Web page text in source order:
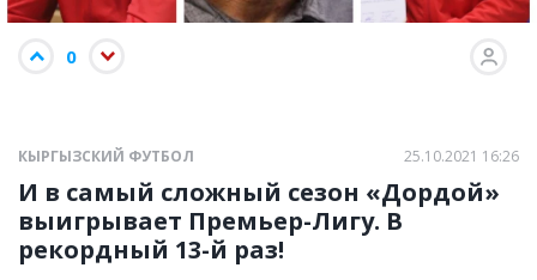
0
КЫРГЫЗСКИЙ ФУТБОЛ 25.10.2021 16:26
И в самый сложный сезон «Дордой»
выигрывает Премьер-Лигу. В
рекордный 13-й раз!